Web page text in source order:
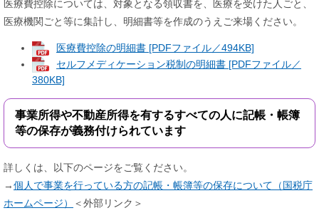
医療費控除については、対象となる領収書を、医療を受けた人ごと、
医療機関ごと等に集計し、明細書等を作成のうえご来場ください。
医療費控除の明細書 [PDFファイル／494KB]
セルフメディケーション税制の明細書 [PDFファイル／
380KB]
事業所得や不動産所得を有するすべての人に記帳・帳簿
等の保存が義務付けられています
詳しくは、以下のページをご覧ください。
→個人で事業を行っている方の記帳・帳簿等の保存について（国税庁
ホームページ）
＜外部リンク＞